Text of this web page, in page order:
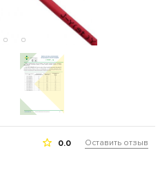
0.0 Оставить отзыв